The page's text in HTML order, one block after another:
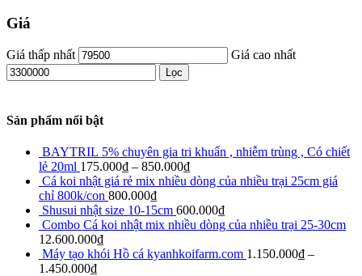
Giá
Giá thấp nhất Giá cao nhất
Lọc
Sản phẩm nổi bật
BAYTRIL 5% chuyên gia tri khuẩn , nhiễm trùng , Có chiết
lẻ 20ml 175.000₫ – 850.000₫
Cá koi nhật giá rẻ mix nhiều dòng của nhiều trại 25cm giá
chỉ 800k/con 800.000₫
Shusui nhật size 10-15cm 600.000₫
Combo Cá koi nhật mix nhiều dòng của nhiều trại 25-30cm
12.600.000₫
Máy tạo khói Hồ cá kyanhkoifarm.com 1.150.000₫ –
1.450.000₫